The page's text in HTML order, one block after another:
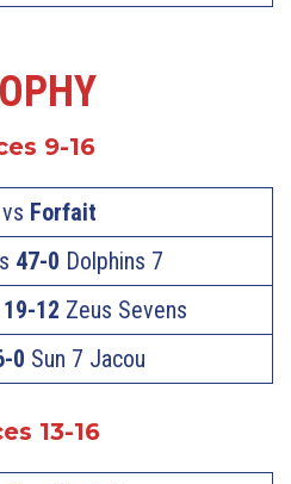
9-16
Forfait
47-0 Dolphins 7
19-12 Zeus Sevens
0 Sun 7 Jacou
13-16